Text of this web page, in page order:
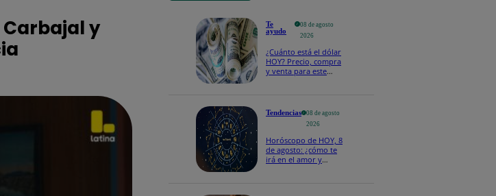
Carbajal y
Te
ayudo
08 de agosto
2026
¿Cuánto está el dólar
HOY? Precio, compra
y venta para este
Tendencias
08 de agosto
2026
Horóscopo de HOY, 8
de agosto: ¿cómo te
irá en el amor y